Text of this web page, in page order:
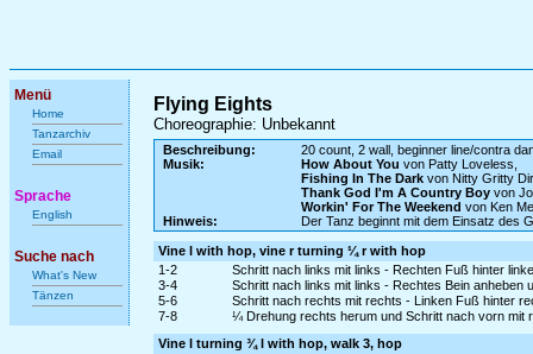
Menü
Home
Tanzarchiv
Email
Sprache
English
Suche nach
What's New
Tänzen
Flying Eights
Choreographie: Unbekannt
Beschreibung:
20 count, 2 wall, beginner line/contra
Musik:
How About You von Patty Loveless,
Fishing In The Darkvon Nitty Gritty
Thank God I'm A Country Boyvon
Workin' For The Weekend von Ken
Hinweis:
Der Tanz beginnt mit dem Einsatz des
Vine l with hop, vine r turning ¼ r with hop
1-2
Schritt nach links mit links - Rechten Fuß hinter
3-4
Schritt nach links mit links - Rechtes Bein anheben
5-6
Schritt nach rechts mit rechts - Linken Fuß hinter
7-8
¼ Drehung rechts herum und Schritt nach vorn mit
Vine l turning ¾ l with hop, walk 3, hop